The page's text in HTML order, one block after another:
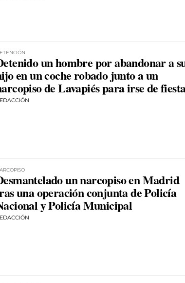
un hombre por abandonar a
en un coche robado junto a un
de Lavapiés para irse de
un narcopiso en Madrid
una operación conjunta de Policía
y Policía Municipal